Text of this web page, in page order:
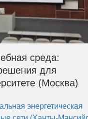
среда:
для
(Москва)